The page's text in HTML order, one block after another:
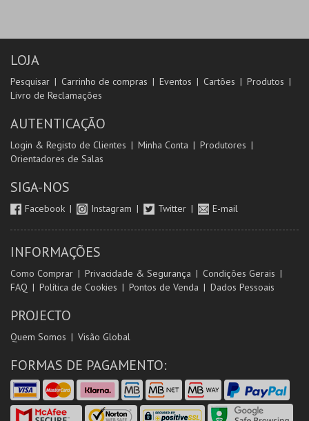
LOJA
Pesquisar Carrinho de compras Eventos Cartões
Produtos
Livro de Reclamações
AUTENTICAÇÃO
Login & Registo de Clientes Minha Conta
Produtores
Orientadores de Salas
SIGA-NOS
Facebook Instagram Twitter E-mail
INFORMAÇÕES
Como Comprar Privacidade & Segurança
Condições Gerais
FAQ
Política de Cookies Pontos de Venda Dados Pessoais
PROJECTO
Quem Somos Visão Global
FORMAS DE PAGAMENTO: